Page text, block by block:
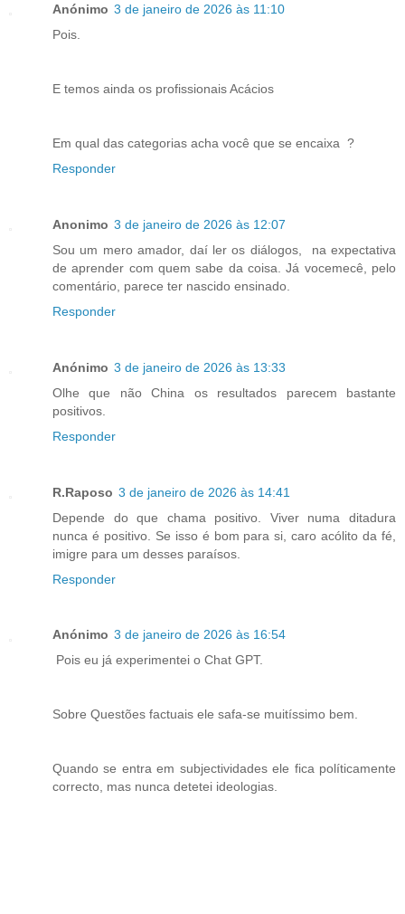
Anónimo 3 de janeiro de 2026 às 11:10
Pois.
E temos ainda os profissionais Acácios
Em qual das categorias acha você que se encaixa ?
Responder
Anonimo 3 de janeiro de 2026 às 12:07
Sou um mero amador, daí ler os diálogos, na expectativa
de aprender com quem sabe da coisa. Já vocemecê, pelo
comentário, parece ter nascido ensinado.
Responder
Anónimo 3 de janeiro de 2026 às 13:33
Olhe que não China os resultados parecem bastante
positivos.
Responder
R.Raposo 3 de janeiro de 2026 às 14:41
Depende do que chama positivo. Viver numa ditadura
nunca é positivo. Se isso é bom para si, caro acólito da fé,
imigre para um desses paraísos.
Responder
Anónimo 3 de janeiro de 2026 às 16:54
Pois eu já experimentei o Chat GPT.
Sobre Questões factuais ele safa-se muitíssimo bem.
Quando se entra em subjectividades ele fica políticamente
correcto, mas nunca detetei ideologias.